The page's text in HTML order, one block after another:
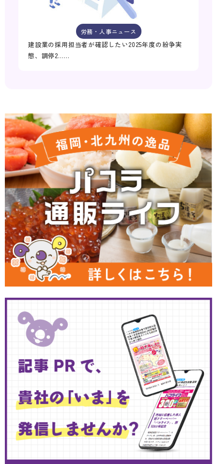
労務・人事ニュース
建設業の採用担当者が確認したい2025年度の紛争実
態、調停2……